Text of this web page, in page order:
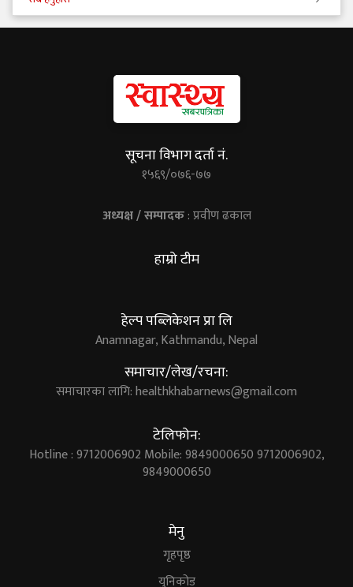
सूचना विभाग दर्ता नं.
१५६९/०७६-७७
अध्यक्ष / सम्पादक: प्रवीण ढकाल
हाम्रो टीम
हेल्प पब्लिकेशन प्रा लि
Anamnagar, Kathmandu, Nepal
समाचार/लेख/रचना:
समाचारका लागि:healthkhabarnews@gmail.com
टेलिफोन:
Hotline : 9712006902 Mobile: 9849000650 9712006902,
9849000650
मेनु
गृहपृष्ठ
युनिकोड